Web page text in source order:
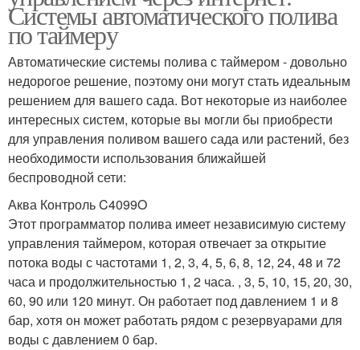
Системы автоматического полива
по таймеру
Автоматические системы полива с таймером - довольно
недорогое решение, поэтому они могут стать идеальным
решением для вашего сада. Вот некоторые из наиболее
интересных систем, которые вы могли бы приобрести
для управления поливом вашего сада или растений, без
необходимости использования ближайшей
беспроводной сети:
Аква Контроль C4099O
Этот программатор полива имеет независимую систему
управления таймером, которая отвечает за открытие
потока воды с частотами 1, 2, 3, 4, 5, 6, 8, 12, 24, 48 и 72
часа и продолжительностью 1, 2 часа. , 3, 5, 10, 15, 20, 30,
60, 90 или 120 минут. Он работает под давлением 1 и 8
бар, хотя он может работать рядом с резервуарами для
воды с давлением 0 бар.